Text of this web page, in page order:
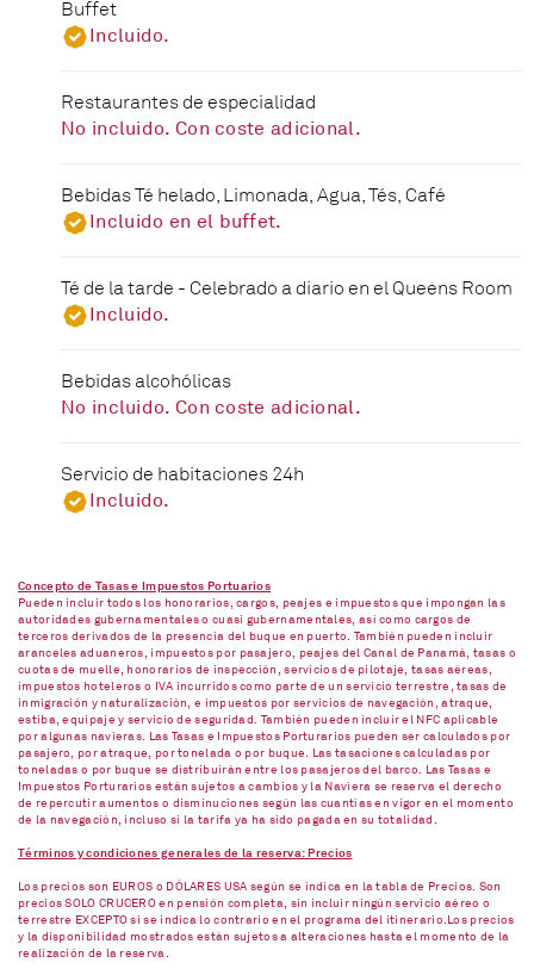
Buffet
Incluido.
Restaurantes de especialidad
No incluido. Con coste adicional.
Bebidas Té helado, Limonada, Agua, Tés, Café
Incluido en el buffet.
Té de la tarde - Celebrado a diario en el Queens Room
Incluido.
Bebidas alcohólicas
No incluido. Con coste adicional.
Servicio de habitaciones 24h
Incluido.
Concepto de Tasas e Impuestos Portuarios
Pueden incluir todos los honorarios, cargos, peajes e impuestos que impongan las
autoridades gubernamentales o cuasi gubernamentales, así como cargos de
terceros derivados de la presencia del buque en puerto. También pueden incluir
aranceles aduaneros, impuestos por pasajero, peajes del Canal de Panamá, tasas o
cuotas de muelle, honorarios de inspección, servicios de pilotaje, tasas aéreas,
impuestos hoteleros o IVA incurridos como parte de un servicio terrestre, tasas de
inmigración y naturalización, e impuestos por servicios de navegación, atraque,
estiba, equipaje y servicio de seguridad. También pueden incluir el NFC aplicable
por algunas navieras. Las Tasas e Impuestos Porturarios pueden ser calculados por
pasajero, por atraque, por tonelada o por buque. Las tasaciones calculadas por
toneladas o por buque se distribuirán entre los pasajeros del barco. Las Tasas e
Impuestos Porturarios están sujetos a cambios y la Naviera se reserva el derecho
de repercutir aumentos o disminuciones según las cuantías en vigor en el momento
de la navegación, incluso si la tarifa ya ha sido pagada en su totalidad.
Términos y condiciones generales de la reserva: Precios
Los precios son EUROS o DÓLARES USA según se indica en la tabla de Precios. Son
precios SOLO CRUCERO en pensión completa, sin incluir ningún servicio aéreo o
terrestre EXCEPTO si se indica lo contrario en el programa del itinerario.Los precios
y la disponibilidad mostrados están sujetos a alteraciones hasta el momento de la
realización de la reserva.